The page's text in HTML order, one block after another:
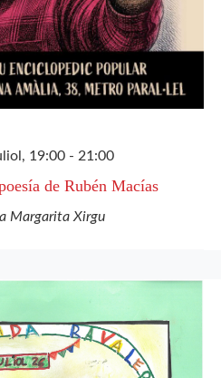
19:00 - 21:00
de Rubén Macías
Margarita Xirgu